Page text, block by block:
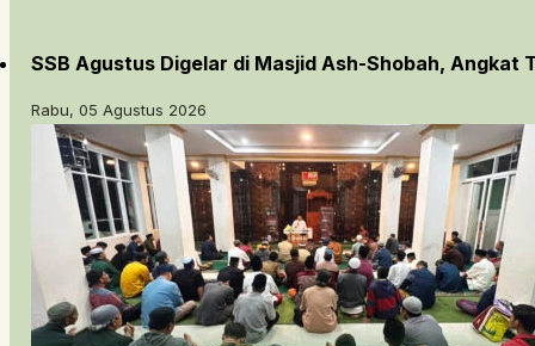
SSB Agustus Digelar di Masjid Ash-Shobah, Angkat
Rabu, 05 Agustus 2026